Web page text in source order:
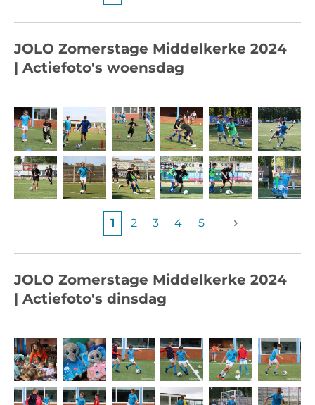
JOLO Zomerstage Middelkerke 2024
| Actiefoto's woensdag
1 2 3 4 5
JOLO Zomerstage Middelkerke 2024
| Actiefoto's dinsdag